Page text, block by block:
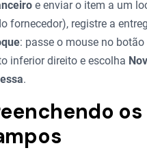
e enviar o item a um
fornecedor), registre a
: passe o mouse no
inferior direito e escolha
.
os